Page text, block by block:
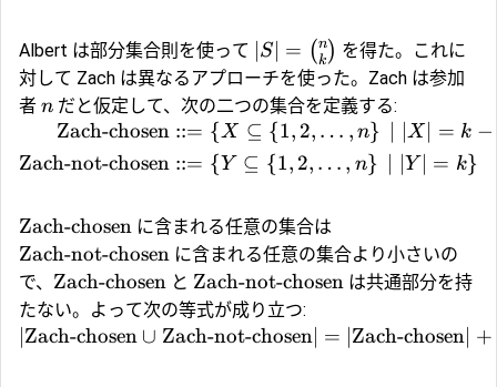
Albert は部分集合則を使って S = ( k
n) を得た。これに
対して Zach は異なるアプローチを使った。Zach は参加
者 n だと仮定して、次の二つの集合を定義する:
Zach-chosen
Zach-not-chosen
::= {X ⊆ {1, 2, … , n} X = k −
::= {Y ⊆ {1, 2, … , n} Y ∣ = k}
Zach-chosen に含まれる任意の集合は
Zach-not-chosen に含まれる任意の集合より小さいの
で、 Zach-chosen と Zach-not-chosen は共通部分を持
たない。よって次の等式が成り立つ:
Zach-chosen ∪ Zach-not-chosen∣ = Zach-chosen +